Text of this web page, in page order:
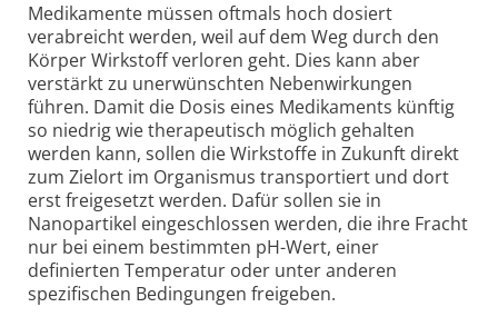
Medikamente müssen oftmals hoch dosiert
verabreicht werden, weil auf dem Weg durch den
Körper Wirkstoff verloren geht. Dies kann aber
verstärkt zu unerwünschten Nebenwirkungen
führen. Damit die Dosis eines Medikaments künftig
so niedrig wie therapeutisch möglich gehalten
werden kann, sollen die Wirkstoffe in Zukunft direkt
zum Zielort im Organismus transportiert und dort
erst freigesetzt werden. Dafür sollen sie in
Nanopartikel eingeschlossen werden, die ihre Fracht
nur bei einem bestimmten pH-Wert, einer
definierten Temperatur oder unter anderen
spezifischen Bedingungen freigeben.